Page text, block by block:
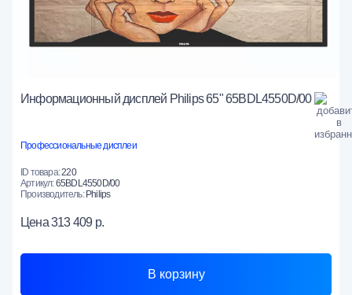
Информационный дисплей Philips 65" 65BDL4550D/00
Профессиональные дисплеи
ID товара:220
Артикул:65BDL4550D/00
Производитель:Philips
Цена313 409 р.
В корзину